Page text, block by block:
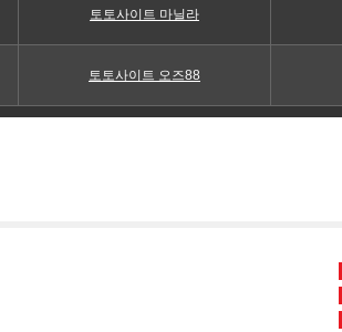
토토사이트 마닐라
토토사이트 오즈88